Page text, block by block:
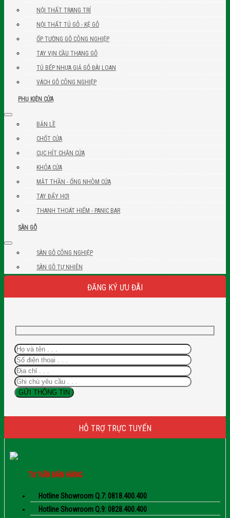
NỘI THẤT TRANG TRÍ
NỘI THẤT TỦ GỖ - KỆ GỖ
ỐP TƯỜNG GỖ CÔNG NGHIỆP
TAY VỊN CẦU THANG GỖ
TỦ BẾP NHỰA GIẢ GỖ ĐÀI LOAN
VÁCH GỖ CÔNG NGHIỆP
PHỤ KIỆN CỬA
BẢN LỀ
CHỐT CỬA
CỤC HÍT CHẶN CỬA
KHÓA CỬA
MẮT THẦN - ỐNG NHÒM CỬA
TAY ĐẨY HƠI
THANH THOÁT HIỂM - PANIC BAR
SÀN GỖ
SÀN GỖ CÔNG NGHIỆP
SÀN GỖ TỰ NHIÊN
ĐĂNG KÝ ƯU ĐÃI
HỖ TRỢ TRỰC TUYẾN
TƯ VẤN BÁN HÀNG
Hotline Showroom Q.7: 0818.400.400
Hotline Showroom Q.9: 0828.400.400